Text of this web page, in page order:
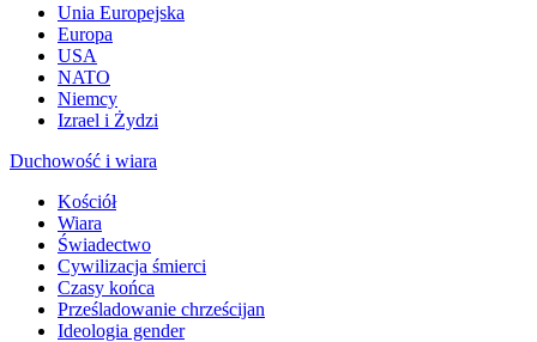
Unia Europejska
Europa
USA
NATO
Niemcy
Izrael i Żydzi
Duchowość i wiara
Kościół
Wiara
Świadectwo
Cywilizacja śmierci
Czasy końca
Prześladowanie chrześcijan
Ideologia gender